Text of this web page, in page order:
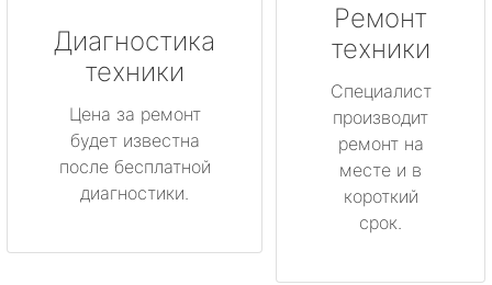
Диагностика
техники
Цена за ремонт
будет известна
после бесплатной
диагностики.
Ремонт
техники
Специалист
производит
ремонт на
месте и в
короткий
срок.